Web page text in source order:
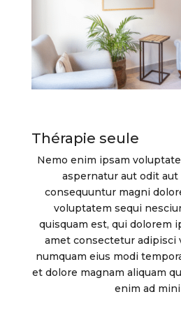
Thérapie seule
Nemo enim ipsam
aspernatur aut odit aut
consequuntur magni
voluptatem sequi
quisquam est, qui dolorem
amet consectetur adipisci
numquam eius modi
et dolore magnam aliquam
enim ad